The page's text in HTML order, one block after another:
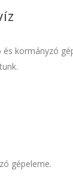
kormányzó
gépeleme.